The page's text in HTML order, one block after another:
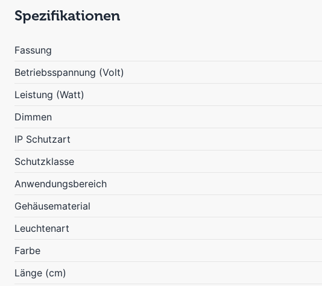
Spezifikationen
Fassung
Betriebsspannung (Volt)
Leistung (Watt)
Dimmen
IP Schutzart
Schutzklasse
Anwendungsbereich
Gehäusematerial
Leuchtenart
Farbe
Länge (cm)